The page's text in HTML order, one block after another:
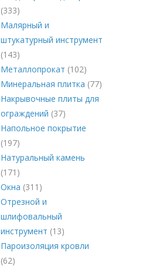
(333)
Малярный и
штукатурный инструмент
(143)
Металлопрокат (102)
Минеральная плитка (77)
Накрывочные плиты для
ограждений (37)
Напольное покрытие
(197)
Натуральный камень
(171)
Окна (311)
Отрезной и
шлифовальный
инструмент (13)
Пароизоляция кровли
(62)